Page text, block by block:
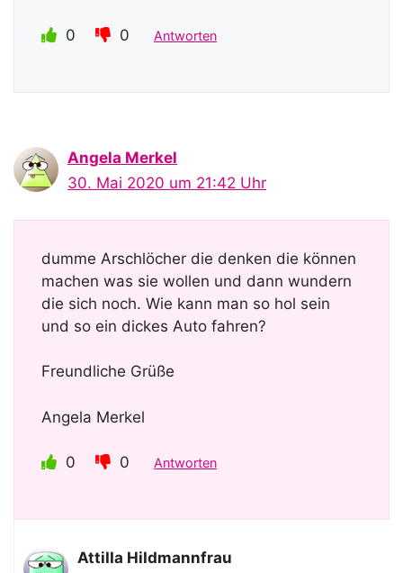
0 0 Antworten
Angela Merkel
30. Mai 2020 um 21:42 Uhr
dumme Arschlöcher die denken die können
machen was sie wollen und dann wundern
die sich noch. Wie kann man so hol sein
und so ein dickes Auto fahren?
Freundliche Grüße
Angela Merkel
0 0 Antworten
AttiIIa HiIdmannfrau